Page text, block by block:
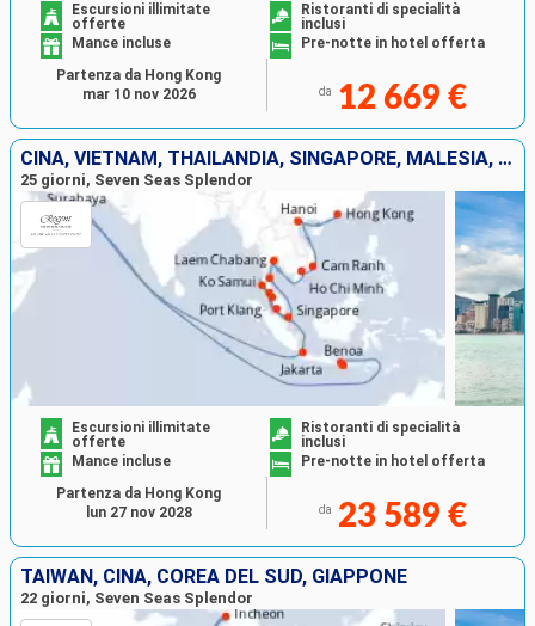
Escursioni illimitate
offerte
Ristoranti di specialità
inclusi
Mance incluse
Pre-notte in hotel offerta
da 12 669 €
Partenza da Hong Kong
mar 10 nov 2026
CINA, VIETNAM, THAILANDIA, SINGAPORE, MALESIA, INDONESIA
25 giorni, Seven Seas Splendor
Escursioni illimitate
offerte
Ristoranti di specialità
inclusi
Mance incluse
Pre-notte in hotel offerta
da 23 589 €
Partenza da Hong Kong
lun 27 nov 2028
TAIWAN, CINA, COREA DEL SUD, GIAPPONE
22 giorni, Seven Seas Splendor